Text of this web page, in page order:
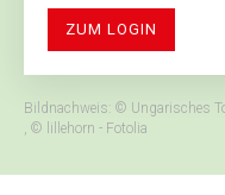
ZUM LOGIN
Bildnachweis: © Ungarisches
, © lillehorn - Fotolia